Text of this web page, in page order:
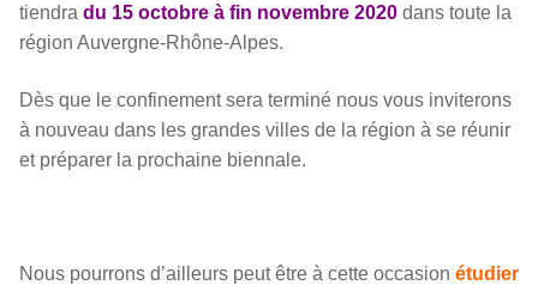
tiendra du 15 octobre à fin novembre 2020 dans toute la
région Auvergne-Rhône-Alpes.
Dès que le confinement sera terminé nous vous inviterons
à nouveau dans les grandes villes de la région à se réunir
et préparer la prochaine biennale.
Nous pourrons d’ailleurs peut être à cette occasion étudier